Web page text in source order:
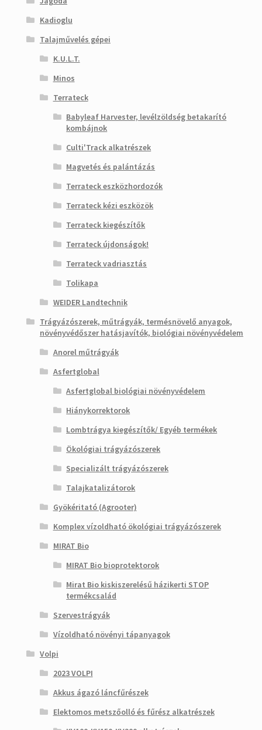
Kadioglu
Talajművelés gépei
K.U.L.T.
Minos
Terrateck
Babyleaf Harvester, levélzöldség betakarító
kombájnok
Culti'Track alkatrészek
Magvetés és palántázás
Terrateck eszközhordozók
Terrateck kézi eszközök
Terrateck kiegészítők
Terrateck újdonságok!
Terrateck vadriasztás
Tolikapa
WEIDER Landtechnik
Trágyázószerek, műtrágyák, termésnövelő anyagok,
növényvédőszer hatásjavítók, biológiai növényvédelem
Anorel műtrágyák
Asfertglobal
Asfertglobal biológiai növényvédelem
Hiánykorrektorok
Lombtrágya kiegészítők/ Egyéb termékek
Ökológiai trágyázószerek
Specializált trágyázószerek
Talajkatalizátorok
Gyökéritató (Agrooter)
Komplex vízoldható ökológiai trágyázószerek
MIRAT Bio
MIRAT Bio bioprotektorok
Mirat Bio kiskiszerelésű házikerti STOP
termékcsalád
Szervestrágyák
Vízoldható növényi tápanyagok
Volpi
2023 VOLPI
Akkus ágazó láncfűrészek
Elektomos metszőolló és fűrész alkatrészek